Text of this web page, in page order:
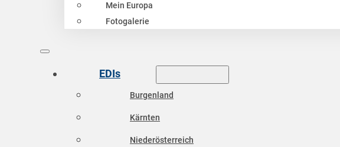
Mein Europa
Fotogalerie
EDIs
Burgenland
Kärnten
Niederösterreich